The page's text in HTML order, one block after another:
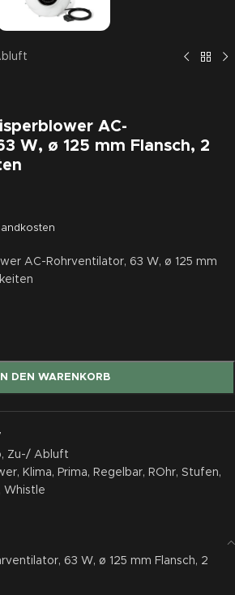
AC-
W, ø 125 mm Flansch, 2
AC-Rohrventilator, 63 W, ø 125 mm
IN DEN WARENKORB
, Zu-/ Abluft
, Klima, Prima, Regelbar, ROhr, Stufen,
Whistle
63 W, ø 125 mm Flansch, 2